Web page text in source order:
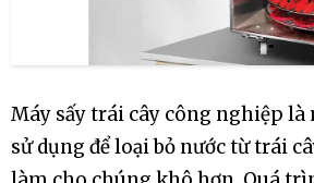
Máy sấy trái cây công nghiệp là
sử dụng để loại bỏ nước từ trái